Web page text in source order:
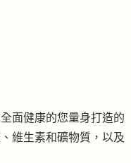
面健康的您量身打造的
維生素和礦物質，以及